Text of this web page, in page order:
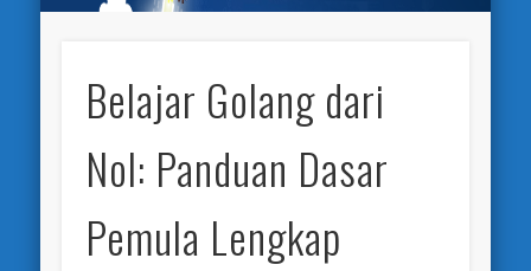
Belajar Golang dari
Nol: Panduan Dasar
Pemula Lengkap